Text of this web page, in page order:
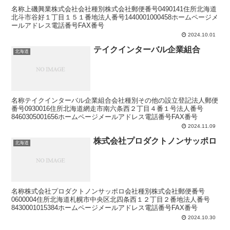
名称上磯興業株式会社会社種別株式会社郵便番号0490141住所北海道
北斗市谷好１丁目１５１番地法人番号1440001000458ホームページメ
ールアドレス電話番号FAX番号
2024.10.01
北海道 テイクインターバル企業組合
名称テイクインターバル企業組合会社種別その他の設立登記法人郵便
番号0930016住所北海道網走市南六条西２丁目４番１号法人番号
8460305001656ホームページメールアドレス電話番号FAX番号
2024.11.09
北海道 株式会社プロダクトノンサッポロ
名称株式会社プロダクトノンサッポロ会社種別株式会社郵便番号
0600004住所北海道札幌市中央区北四条西１２丁目２番地法人番号
8430001015384ホームページメールアドレス電話番号FAX番号
2024.10.30